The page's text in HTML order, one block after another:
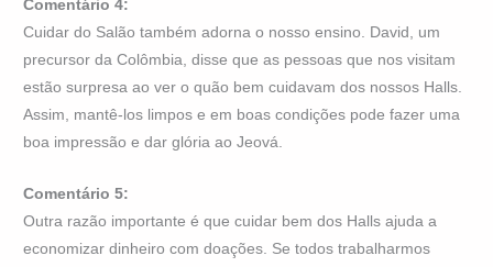
Comentário 4:
Cuidar do Salão também adorna o nosso ensino. David, um
precursor da Colômbia, disse que as pessoas que nos visitam
estão surpresa ao ver o quão bem cuidavam dos nossos Halls.
Assim, mantê-los limpos e em boas condições pode fazer uma
boa impressão e dar glória ao Jeová.
Comentário 5:
Outra razão importante é que cuidar bem dos Halls ajuda a
economizar dinheiro com doações. Se todos trabalharmos